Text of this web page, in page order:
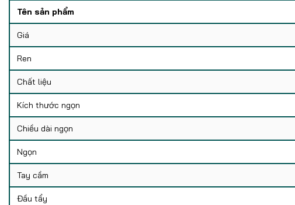
Tên sản phẩm
Giá
Ren
Chất liệu
Kích thước ngọn
Chiều dài ngọn
Ngọn
Tay cầm
Đầu tẩy